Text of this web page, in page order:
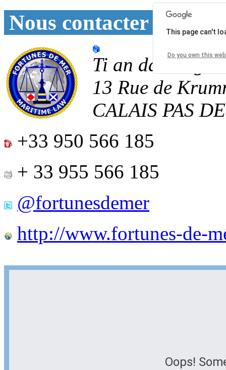
Nous contacter
Ti an
13 Rue de
CALAIS PAS
+33 950 566 185
+ 33 955 566 185
@fortunesdemer
http://www.fortunes-de-
Oops!
This page can't
Do you own this